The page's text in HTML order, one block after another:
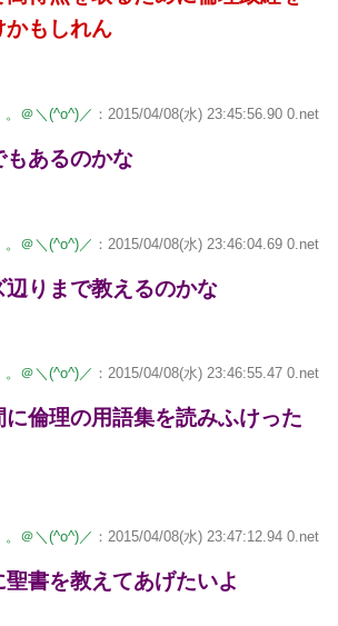
かもしれん
＠＼(^o^)／ ：2015/04/08(水) 23:45:56.90 0.net
もあるのかな
＠＼(^o^)／ ：2015/04/08(水) 23:46:04.69 0.net
りまで教えるのかな
＠＼(^o^)／ ：2015/04/08(水) 23:46:55.47 0.net
倫理の用語集を読みふけった
＠＼(^o^)／ ：2015/04/08(水) 23:47:12.94 0.net
書を教えてあげたいよ